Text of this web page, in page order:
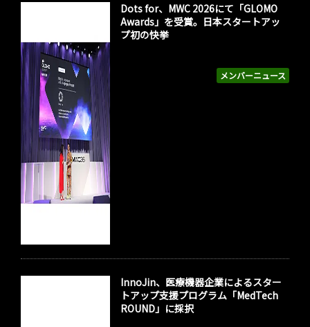
メンバーニュース
Dots for、MWC 2026にて「GLOMO
Awards」を受賞。日本スタートアッ
プ初の快挙
InnoJin、医療機器企業によるスター
トアップ支援プログラム「MedTech
ROUND」に採択